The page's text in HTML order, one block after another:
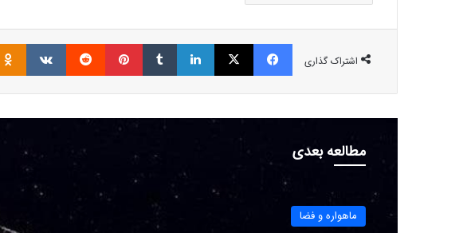
اشتراک گذاری
فیسبوک ایکس لینکداین تامبلر پینتریست Reddit
VKontakte
مطالعه بعدی
ماهواره و فضا